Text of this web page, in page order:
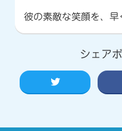
彼の素敵な笑顔を、
シェア